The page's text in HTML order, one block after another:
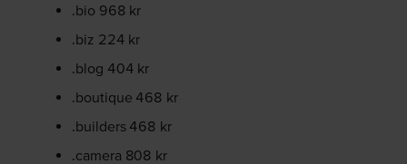
.bio 968 kr
.biz 224 kr
.blog 404 kr
.boutique 468 kr
.builders 468 kr
.camera 808 kr